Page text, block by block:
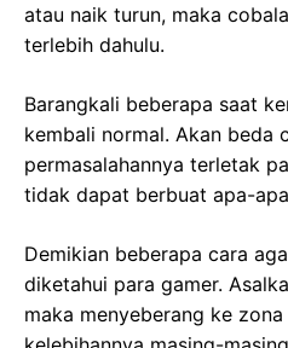
atau naik turun, maka
terlebih dahulu.
Barangkali beberapa saat
kembali normal. Akan beda
permasalahannya terletak
tidak dapat berbuat apa-
Demikian beberapa cara
diketahui para gamer.
maka menyeberang ke